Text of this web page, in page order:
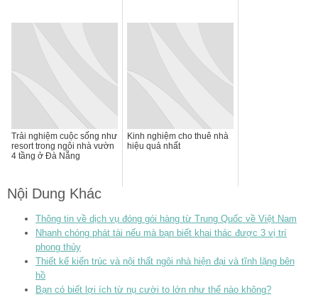
Trải nghiệm cuộc sống như
resort trong ngôi nhà vườn
4 tầng ở Đà Nẵng
Kinh nghiệm cho thuê nhà
hiệu quả nhất
Nội Dung Khác
Thông tin về dịch vụ đóng gói hàng từ Trung Quốc về Việt Nam
Nhanh chóng phát tài nếu mà bạn biết khai thác được 3 vị trí
phong thủy
Thiết kế kiến trúc và nội thất ngôi nhà hiện đại và tĩnh lặng bên
hồ
Bạn có biết lợi ích từ nụ cười to lớn như thế nào không?